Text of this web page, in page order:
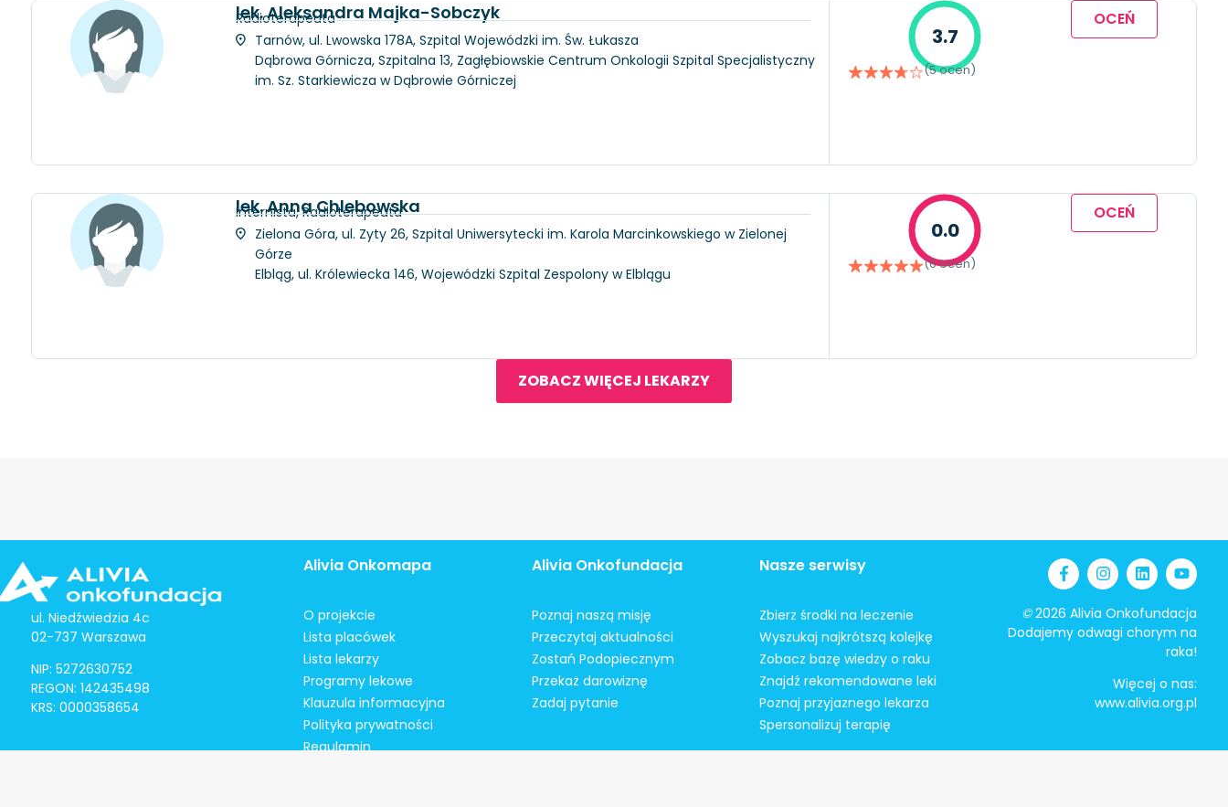
lek. Aleksandra Majka-Sobczyk
Radioterapeuta
Tarnów, ul. Lwowska 178A, Szpital Wojewódzki im. Św. Łukasza
Dąbrowa Górnicza, Szpitalna 13, Zagłębiowskie Centrum Onkologii Szpital Specjalistyczny
im. Sz. Starkiewicza w Dąbrowie Górniczej
3.7
(5 ocen)
OCEŃ
lek. Anna Chlebowska
Internista, Radioterapeuta
Zielona Góra, ul. Zyty 26, Szpital Uniwersytecki im. Karola Marcinkowskiego w Zielonej
Górze
Elbląg, ul. Królewiecka 146, Wojewódzki Szpital Zespolony w Elblągu
0.0
(0 ocen)
OCEŃ
ZOBACZ WIĘCEJ LEKARZY
ul. Niedźwiedzia 4c
02-737 Warszawa
NIP: 5272630752
REGON: 142435498
KRS: 0000358654
Alivia Onkomapa
O projekcie
Lista placówek
Lista lekarzy
Programy lekowe
Klauzula informacyjna
Polityka prywatności
Regulamin
Alivia Onkofundacja
Poznaj naszą misję
Przeczytaj aktualności
Zostań Podopiecznym
Przekaż darowiznę
Zadaj pytanie
Nasze serwisy
Zbierz środki na leczenie
Wyszukaj najkrótszą kolejkę
Zobacz bazę wiedzy o raku
Znajdź rekomendowane leki
Poznaj przyjaznego lekarza
Spersonalizuj terapię
©2026 Alivia Onkofundacja
Dodajemy odwagi chorym na
raka!
Więcej o nas:
www.alivia.org.pl